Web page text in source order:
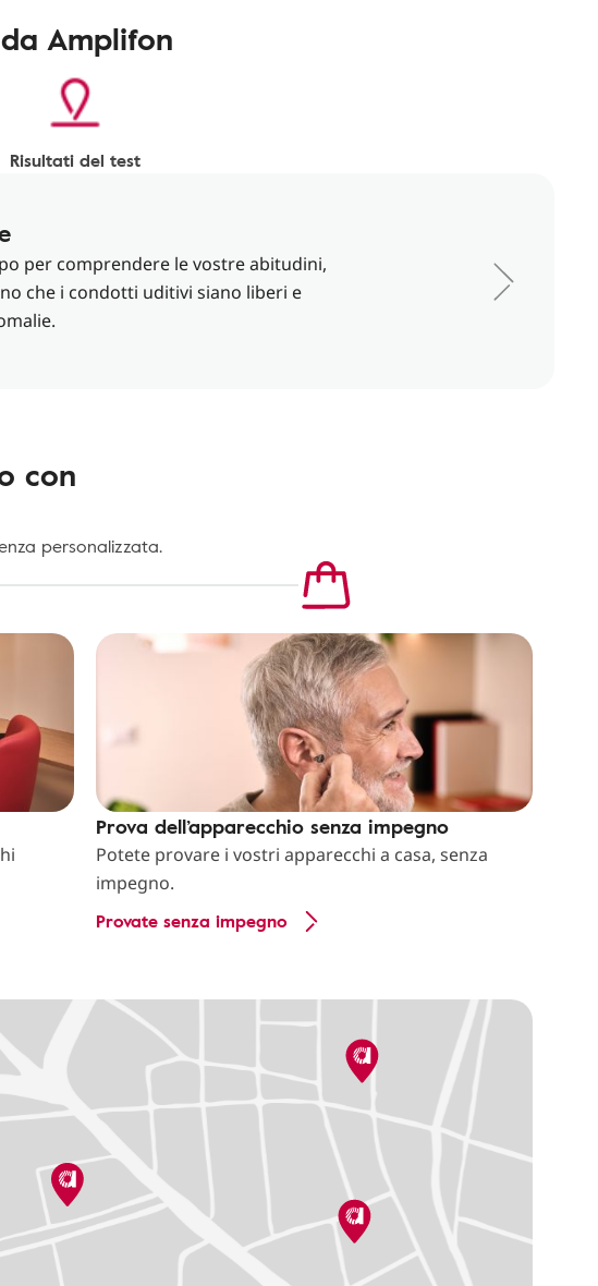
Amplifon
Risultati del test
per comprendere le vostre abitudini,
che i condotti uditivi siano liberi e
con
personalizzata.
Prova dell’apparecchio senza impegno
Potete provare i vostri apparecchi a casa, senza
impegno.
Provate senza impegno